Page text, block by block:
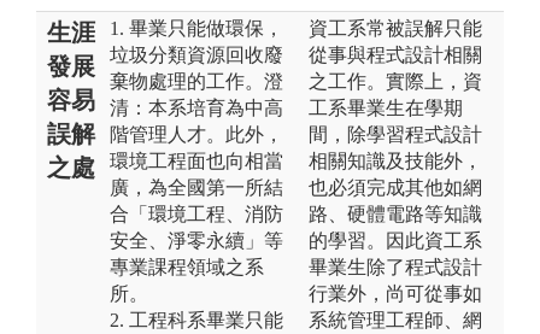
生涯
發展
容易
誤解
之處
1. 畢業只能做環保，
垃圾分類資源回收廢
棄物處理的工作。澄
清：本系培育為中高
階管理人才。此外，
環境工程面也向相當
廣，為全國第一所結
合「環境工程、消防
安全、淨零永續」等
專業課程領域之系
所。
2. 工程科系畢業只能
資工系常被誤解只能
從事與程式設計相關
之工作。實際上，資
工系畢業生在學期
間，除學習程式設計
相關知識及技能外，
也必須完成其他如網
路、硬體電路等知識
的學習。因此資工系
畢業生除了程式設計
行業外，尚可從事如
系統管理工程師、網